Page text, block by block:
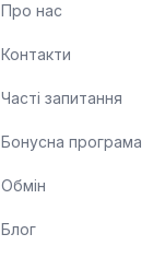
Про нас
Контакти
Часті запитання
Бонусна програма
Обмін
Блог